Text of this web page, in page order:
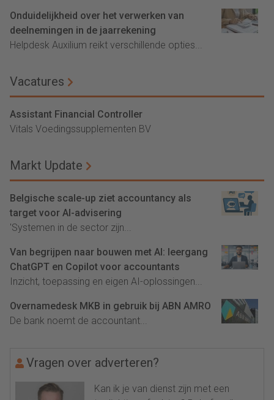
Onduidelijkheid over het verwerken van
deelnemingen in de jaarrekening
Helpdesk Auxilium reikt verschillende opties...
Vacatures
Assistant Financial Controller
Vitals Voedingssupplementen BV
Markt Update
Belgische scale-up ziet accountancy als
target voor AI-advisering
'Systemen in de sector zijn...
Van begrijpen naar bouwen met AI: leergang
ChatGPT en Copilot voor accountants
Inzicht, toepassing en eigen AI-oplossingen...
Overnamedesk MKB in gebruik bij ABN AMRO
De bank noemt de accountant...
Vragen over adverteren?
Kan ik je van dienst zijn met een